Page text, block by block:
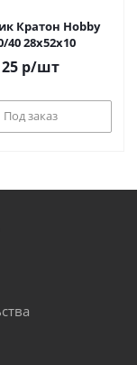
Кратон Hobby
40 28x52x10
25р/шт
Под заказ